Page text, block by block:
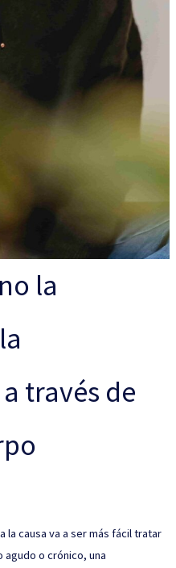
la
través de
causa va a ser más fácil tratar
o crónico, una